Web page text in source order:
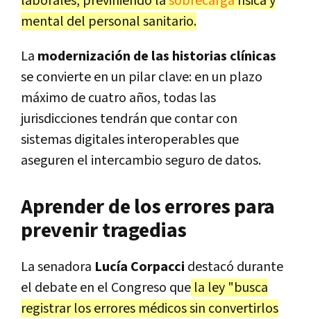
mental del personal sanitario.
La modernización de las historias clínicas
se convierte en un pilar clave: en un plazo
máximo de cuatro años, todas las
jurisdicciones tendrán que contar con
sistemas digitales interoperables que
aseguren el intercambio seguro de datos.
Aprender de los errores para
prevenir tragedias
La senadora Lucía Corpacci destacó durante
el debate en el Congreso que la ley "busca
registrar los errores médicos sin convertirlos